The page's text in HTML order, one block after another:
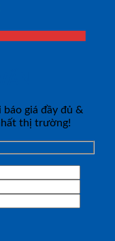
giá đầy đủ &
thị trường!